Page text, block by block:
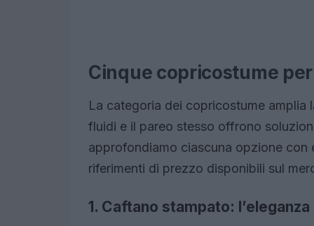
Cinque copricostume
La categoria dei copricostume amplia
fluidi e il pareo stesso offrono
approfondiamo ciascuna opzione con
riferimenti di prezzo disponibili sul
1. Caftano stampato: